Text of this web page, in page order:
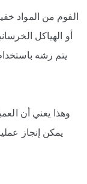
الفوم من المواد
أو الهياكل
يتم رشه
وهذا يعني أن
يمكن إنجاز